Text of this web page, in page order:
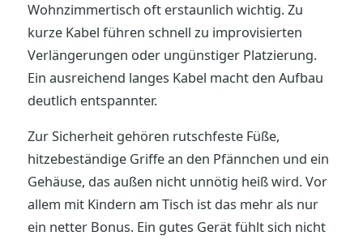
Wohnzimmertisch oft erstaunlich wichtig. Zu
kurze Kabel führen schnell zu improvisierten
Verlängerungen oder ungünstiger Platzierung.
Ein ausreichend langes Kabel macht den Aufbau
deutlich entspannter.
Zur Sicherheit gehören rutschfeste Füße,
hitzebeständige Griffe an den Pfännchen und ein
Gehäuse, das außen nicht unnötig heiß wird. Vor
allem mit Kindern am Tisch ist das mehr als nur
ein netter Bonus. Ein gutes Gerät fühlt sich nicht